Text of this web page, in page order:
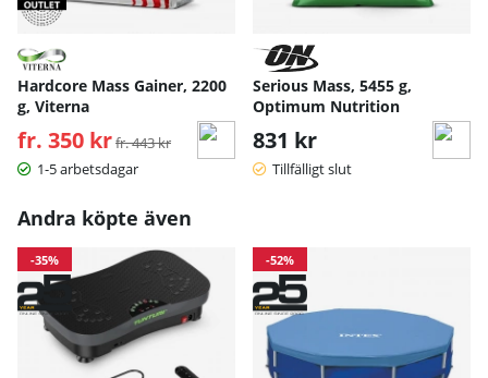
Hardcore Mass Gainer, 2200
g, Viterna
fr. 350 kr Ordinarie pris:
fr. 443 kr
1-5 arbetsdagar
Serious Mass, 5455 g,
Optimum Nutrition
831 kr
Tillfälligt slut
Andra köpte även
-35% -52%